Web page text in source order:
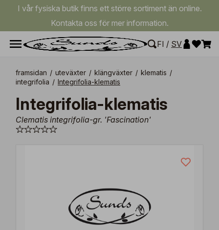
I vår fysiska butik finns ett större sortiment än online.
Kontakta oss för mer information.
FI / SV
framsidan / uteväxter / klängväxter / klematis /
integrifolia / Integrifolia-klematis
Integrifolia-klematis
Clematis integrifolia-gr. 'Fascination'